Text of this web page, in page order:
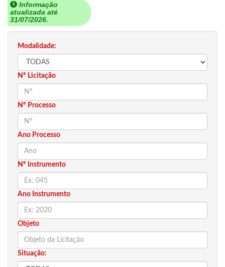
Informação
atualizada até
31/07/2026.
Modalidade:
Nº Licitação
Nº Processo
Ano Processo
Nº Instrumento
Ano Instrumento
Objeto
Situação: